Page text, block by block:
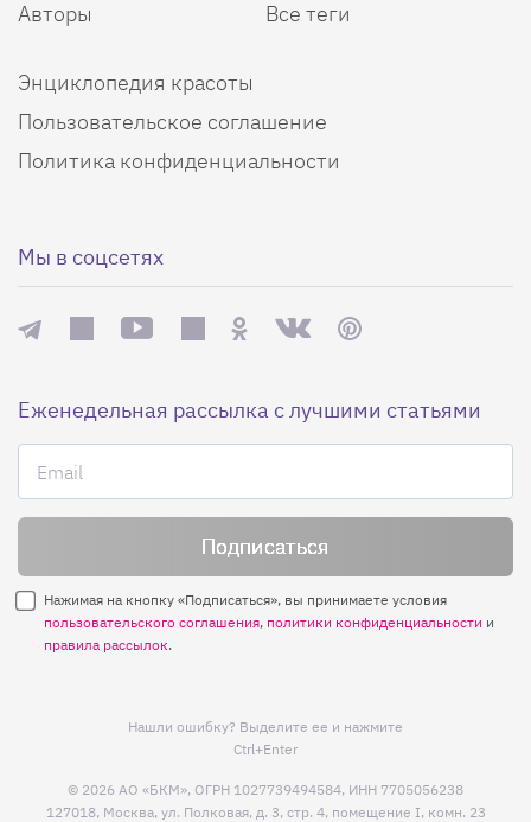
Авторы Все теги
Энциклопедия красоты
Пользовательское соглашение
Политика конфиденциальности
Мы в соцсетях
Еженедельная рассылка с лучшими статьями
Нажимая на кнопку «Подписаться», вы принимаете условия
пользовательского соглашения, политики конфиденциальности и
правила рассылок.
Нашли ошибку? Выделите ее и нажмите
Ctrl+Enter
© 2026 АО «БКМ», ОГРН 1027739494584, ИНН 7705056238
127018, Москва, ул. Полковая, д. 3, стр. 4, помещение I, комн. 23